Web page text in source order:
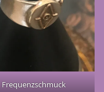
Frequenzschmuck